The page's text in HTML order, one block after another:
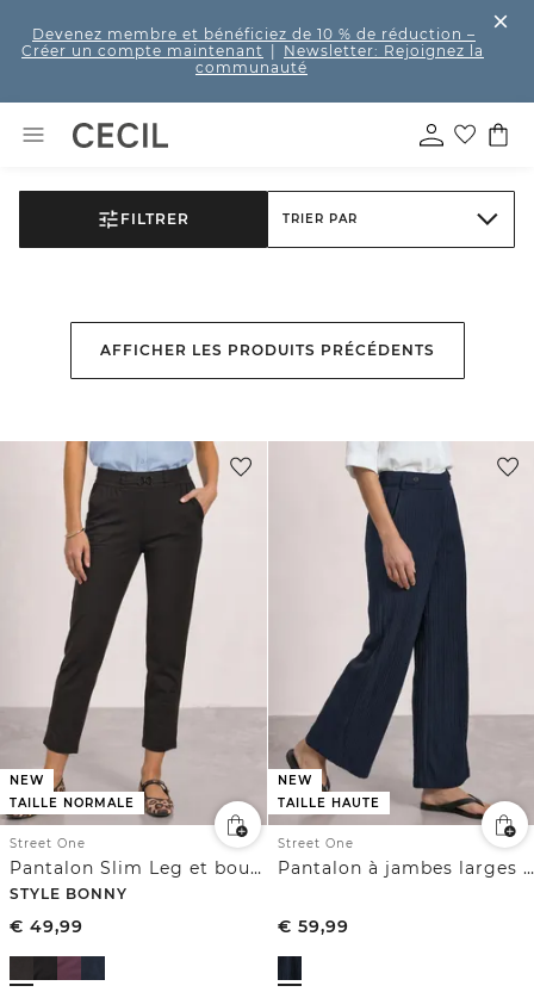
Devenez membre et bénéficiez de 10 % de réduction –
Créer un compte maintenant
Newsletter: Rejoignez la
communauté
FILTRER TRIER PAR
AFFICHER LES PRODUITS PRÉCÉDENTS
NEW
TAILLE NORMALE
Street One
Pantalon Slim Leg et boucle décorative
STYLE BONNY
€ 49,99
NEW
TAILLE HAUTE
Street One
Pantalon à jambes larges effet froissé
€ 59,99